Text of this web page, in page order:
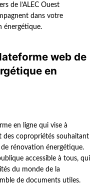
de l’ALEC Ouest
dans votre
énergétique.
web de
en
en ligne qui vise à
des copropriétés souhaitant
rénovation énergétique.
accessible à tous, qui
du monde de la
de documents utiles.